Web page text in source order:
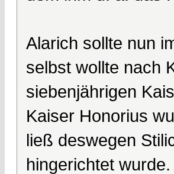
Alarich sollte nun
selbst wollte nach
siebenjährigen
Kaiser Honorius
ließ deswegen
hingerichtet